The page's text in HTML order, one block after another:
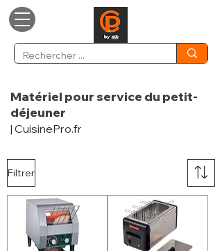
Matériel pour service du petit-
déjeuner
| CuisinePro.fr
Filtrer